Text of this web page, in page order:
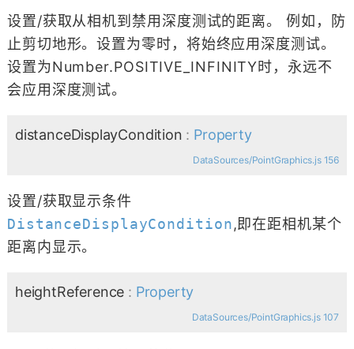
设置/获取从相机到禁用深度测试的距离。 例如，防
止剪切地形。设置为零时，将始终应用深度测试。
设置为Number.POSITIVE_INFINITY时，永远不
会应用深度测试。
distanceDisplayCondition : Property
DataSources/PointGraphics.js 156
设置/获取显示条件
DistanceDisplayCondition,即在距相机某个
距离内显示。
heightReference : Property
DataSources/PointGraphics.js 107